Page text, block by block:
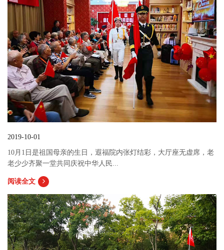
2019-10-01
10月1日是祖国母亲的生日，遐福院内张灯结彩，大厅座无虚席，老
老少少齐聚一堂共同庆祝中华人民...
阅读全文